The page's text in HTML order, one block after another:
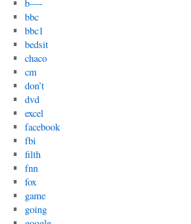
b—-
bbc
bbc1
bedsit
chaco
cm
don’t
dvd
excel
facebook
fbi
filth
fnn
fox
game
going